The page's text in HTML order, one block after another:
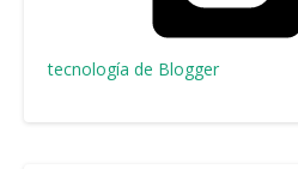
tecnología de Blogger